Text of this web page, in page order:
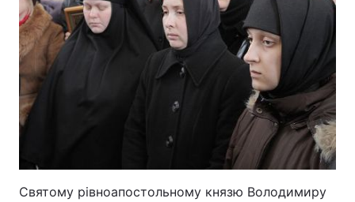
Святому рівноапостольному князю Володимиру